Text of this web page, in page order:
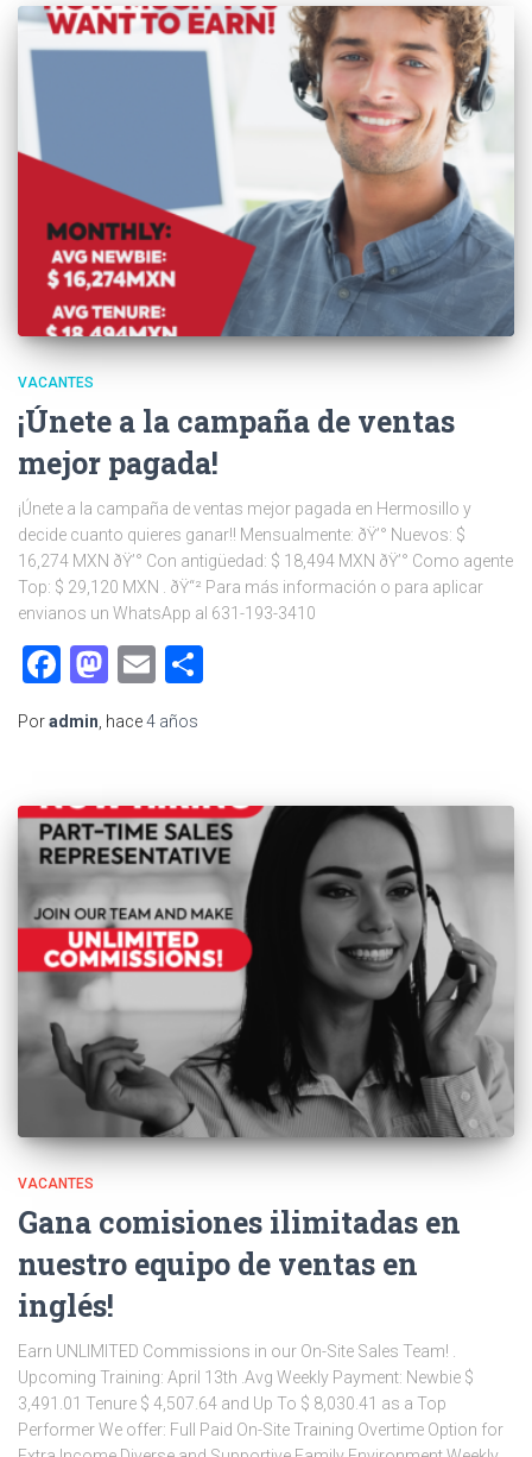
VACANTES
¡Únete a la campaña de ventas
mejor pagada!
¡Únete a la campaña de ventas mejor pagada en Hermosillo y
decide cuanto quieres ganar!! Mensualmente: ðŸ’° Nuevos: $
16,274 MXN ðŸ’° Con antigüedad: $ 18,494 MXN ðŸ’° Como agente
Top: $ 29,120 MXN . ðŸ“² Para más información o para aplicar
envianos un WhatsApp al 631-193-3410
Facebook
Mastodon
Email
Poradmin, hace4 años
VACANTES
Gana comisiones ilimitadas en
nuestro equipo de ventas en
inglés!
Earn UNLIMITED Commissions in our On-Site Sales Team! .
Upcoming Training: April 13th .Avg Weekly Payment: Newbie $
3,491.01 Tenure $ 4,507.64 and Up To $ 8,030.41 as a Top
Performer We offer: Full Paid On-Site Training Overtime Option for